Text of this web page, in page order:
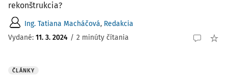
rekonštrukcia?
Ing. Tatiana Macháčová, Redakcia
Vydané: 11. 3. 2024 / 2 minúty čítania
ČLÁNKY